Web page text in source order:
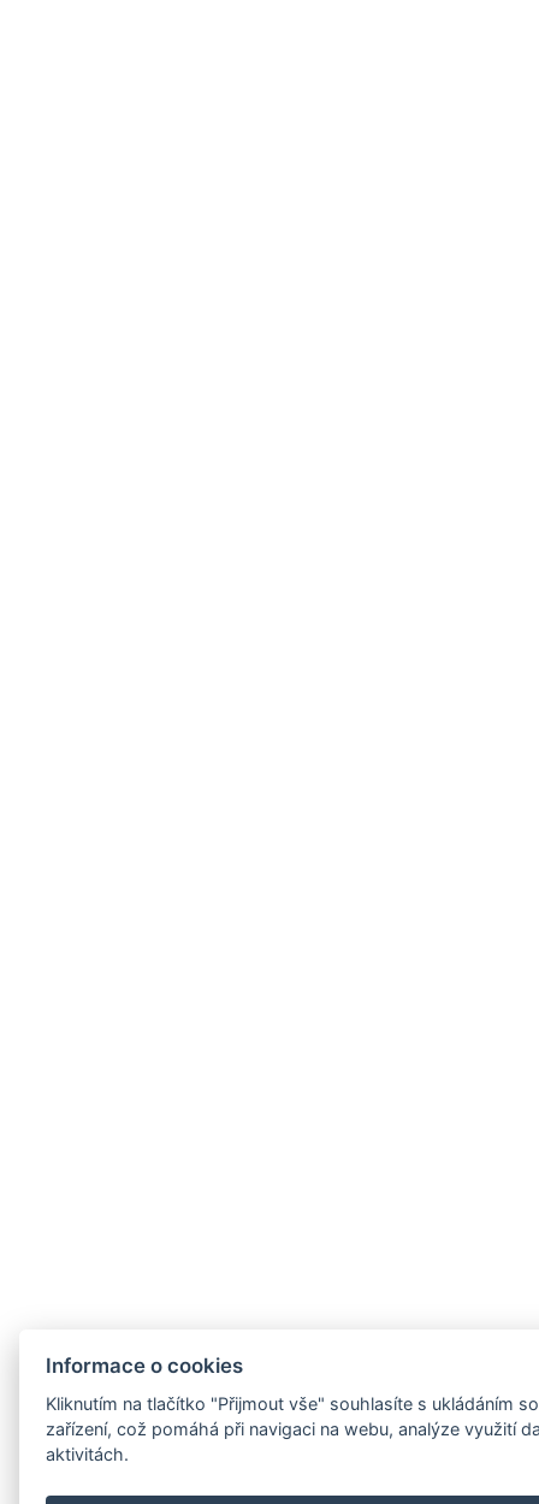
Informace o cookies
Kliknutím na tlačítko "Přijmout vše" souhlasíte s ukládáním
zařízení, což pomáhá při navigaci na webu, analýze využití
aktivitách.